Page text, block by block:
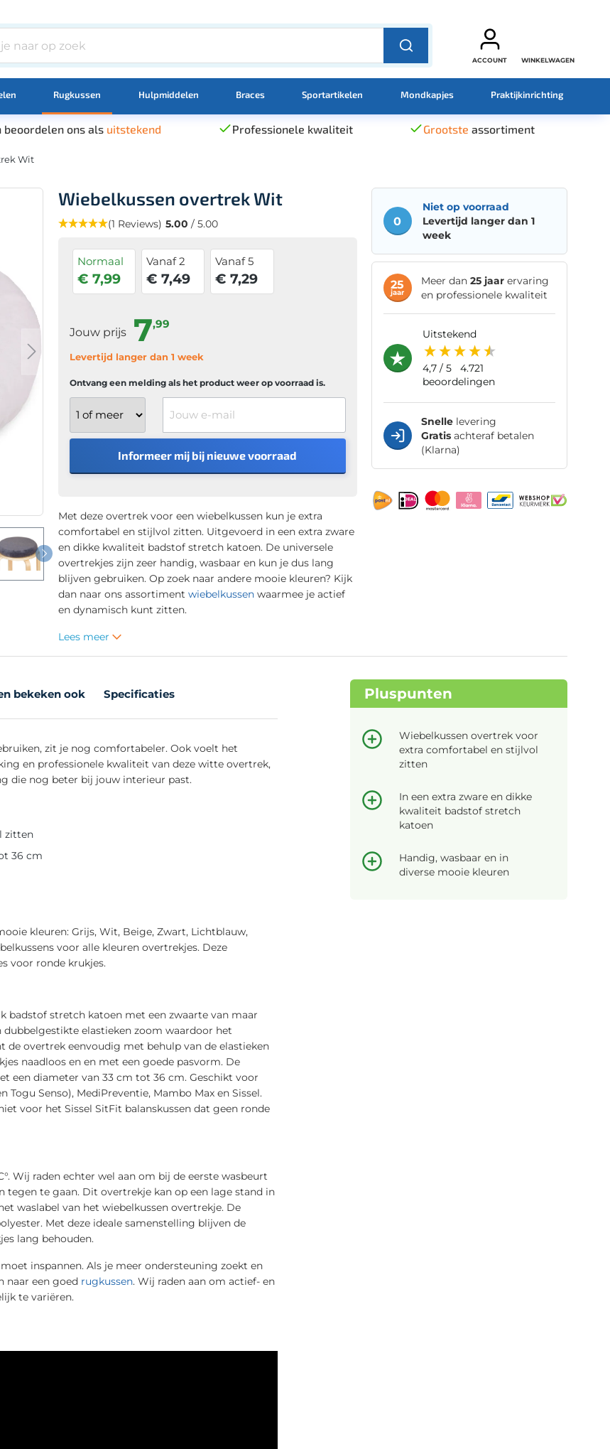
ACCOUNT WINKELWAGEN
Rugkussen Hulpmiddelen Braces Sportartikelen Mondkapjes Praktijkinrichting
beoordelen ons als uitstekend Professionele kwaliteit Grootste assortiment
Wit
Wiebelkussen overtrek Wit
(1 Reviews) 5.00 / 5.00
Normaal
€ 7,99
Vanaf 2
€ 7,49
Vanaf 5
€ 7,29
Jouw prijs 7,99
Levertijd langer dan 1 week
Ontvang een melding als het product weer op voorraad is.
Informeer mij bij nieuwe voorraad
Met deze overtrek voor een wiebelkussen kun je extra
comfortabel en stijlvol zitten. Uitgevoerd in een extra zware
en dikke kwaliteit badstof stretch katoen. De universele
overtrekjes zijn zeer handig, wasbaar en kun je dus lang
blijven gebruiken. Op zoek naar andere mooie kleuren? Kijk
dan naar ons assortiment wiebelkussenwaarmee je actief
en dynamisch kunt zitten.
Lees meer
0
Niet op voorraad
Levertijd langer dan 1
week
25
jaar
Meer dan 25 jaarervaring
en professionele kwaliteit
uitstekend
4,7/ 5
4.721
beoordelingen
Snellelevering
Gratisachteraf betalen
(Klarna)
bekeken ook Specificaties
zit je nog comfortabeler. Ook voelt het
en professionele kwaliteit van deze witte overtrek,
die nog beter bij jouw interieur past.
zitten
36 cm
kleuren: Grijs, Wit, Beige, Zwart, Lichtblauw,
voor alle kleuren overtrekjes. Deze
voor ronde krukjes.
badstof stretch katoen met een zwaarte van maar
elastieken zoom waardoor het
de overtrek eenvoudig met behulp van de elastieken
naadloos en en met een goede pasvorm. De
een diameter van 33 cm tot 36 cm. Geschikt voor
Senso), MediPreventie, Mambo Max en Sissel.
voor het Sissel SitFit balanskussen dat geen ronde
Wij raden echter wel aan om bij de eerste wasbeurt
te gaan. Dit overtrekje kan op een lage stand in
waslabel van het wiebelkussen overtrekje. De
Met deze ideale samenstelling blijven de
lang behouden.
inspannen. Als je meer ondersteuning zoekt en
naar een goed rugkussen. Wij raden aan om actief- en
te variëren.
Pluspunten
Wiebelkussen overtrek voor
extra comfortabel en stijlvol
zitten
In een extra zware en dikke
kwaliteit badstof stretch
katoen
Handig, wasbaar en in
diverse mooie kleuren